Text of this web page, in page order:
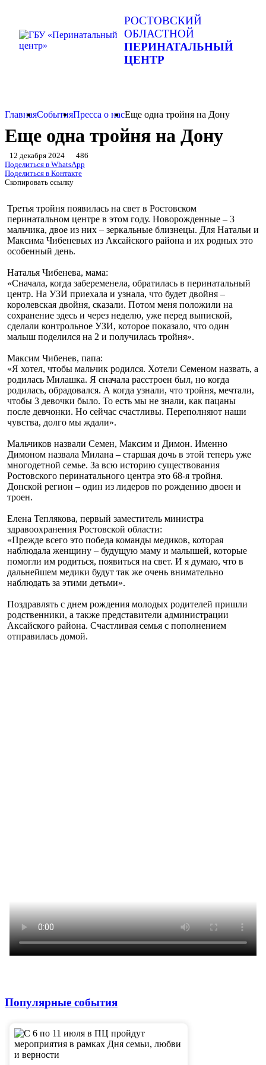
РОСТОВСКИЙ
ОБЛАСТНОЙ
ПЕРИНАТАЛЬНЫЙ
ЦЕНТР
ГлавнаяСобытияПресса о насЕще одна тройня на Дону
Еще одна тройня на Дону
12 декабря 2024
486
Поделиться в WhatsApp
Поделиться в Контакте
Скопировать ссылку
Третья тройня появилась на свет в Ростовском
перинатальном центре в этом году. Новорожденные – 3
мальчика, двое из них – зеркальные близнецы. Для Натальи и
Максима Чибеневых из Аксайского района и их родных это
особенный день.
Наталья Чибенева, мама:
«Сначала, когда забеременела, обратилась в перинатальный
центр. На УЗИ приехала и узнала, что будет двойня –
королевская двойня, сказали. Потом меня положили на
сохранение здесь и через неделю, уже перед выпиской,
сделали контрольное УЗИ, которое показало, что один
малыш поделился на 2 и получилась тройня».
Максим Чибенев, папа:
«Я хотел, чтобы мальчик родился. Хотели Семеном назвать, а
родилась Милашка. Я сначала расстроен был, но когда
родилась, обрадовался. А когда узнали, что тройня, мечтали,
чтобы 3 девочки было. То есть мы не знали, как пацаны
после девчонки. Но сейчас счастливы. Переполняют наши
чувства, долго мы ждали».
Мальчиков назвали Семен, Максим и Димон. Именно
Димоном назвала Милана – старшая дочь в этой теперь уже
многодетной семье. За всю историю существования
Ростовского перинатального центра это 68-я тройня.
Донской регион – один из лидеров по рождению двоен и
троен.
Елена Теплякова, первый заместитель министра
здравоохранения Ростовской области:
«Прежде всего это победа команды медиков, которая
наблюдала женщину – будущую маму и малышей, которые
помогли им родиться, появиться на свет. И я думаю, что в
дальнейшем медики будут так же очень внимательно
наблюдать за этими детьми».
Поздравлять с днем рождения молодых родителей пришли
родственники, а также представители администрации
Аксайского района. Счастливая семья с пополнением
отправилась домой.
Популярные события